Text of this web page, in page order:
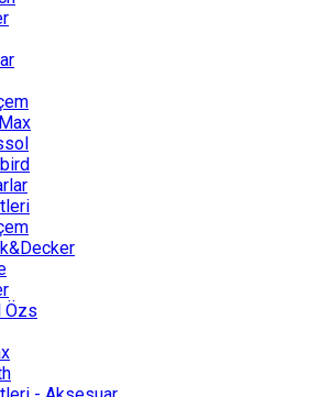
Özs